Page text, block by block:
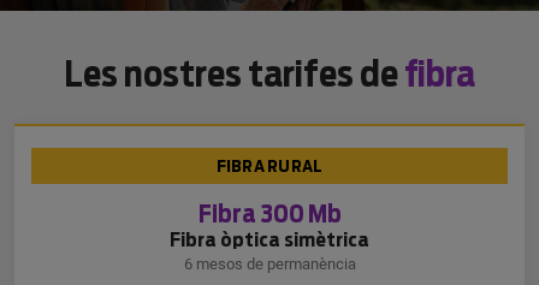
Les nostres tarifes defibra
FIBRA RURAL
Fibra 300 Mb
Fibra òptica simètrica
6 mesos de permanència